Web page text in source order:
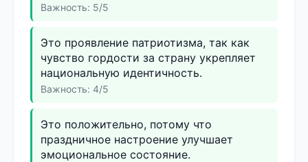
Важность: 5/5
Это проявление патриотизма, так как
чувство гордости за страну укрепляет
национальную идентичность.
Важность: 4/5
Это положительно, потому что
праздничное настроение улучшает
эмоциональное состояние.